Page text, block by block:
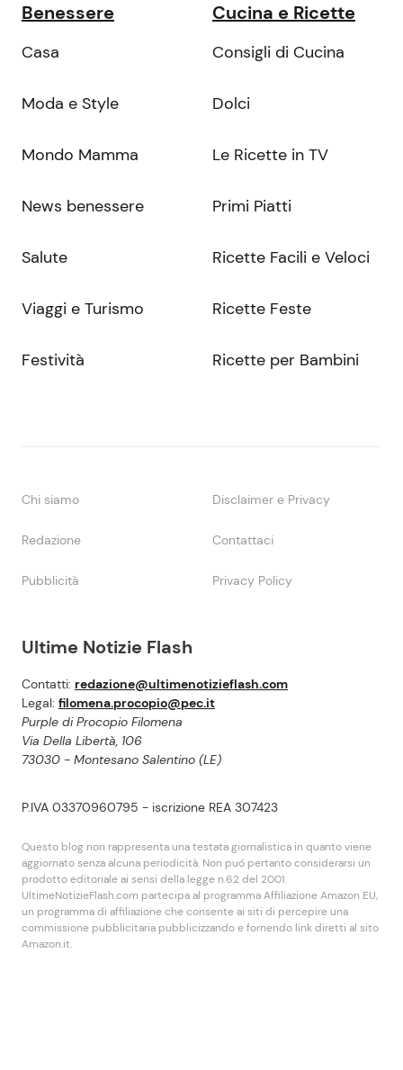
Ultime Notizie Flash
Contatti: redazione@ultimenotizieflash.com
Legal: filomena.procopio@pec.it
Purple di Procopio Filomena
Via Della Libertà, 106
73030 - Montesano Salentino (LE)
P.IVA 03370960795 - iscrizione REA 307423
Questo blog non rappresenta una testata giornalistica in quanto viene
aggiornato senza alcuna periodicità. Non puó pertanto considerarsi un
prodotto editoriale ai sensi della legge n.62 del 2001.
UltimeNotizieFlash.com partecipa al programma Affiliazione Amazon EU,
un programma di affiliazione che consente ai siti di percepire una
commissione pubblicitaria pubblicizzando e fornendo link diretti al sito
Amazon.it.
Benessere
Casa
Moda e Style
Mondo Mamma
News benessere
Salute
Viaggi e Turismo
Festività
Cucina e Ricette
Consigli di Cucina
Dolci
Le Ricette in TV
Primi Piatti
Ricette Facili e Veloci
Ricette Feste
Ricette per Bambini
Chi siamo Disclaimer e Privacy
Redazione Contattaci
Pubblicità Privacy Policy